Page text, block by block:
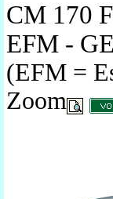
CM 170
EFM -
(EFM =
Zoom